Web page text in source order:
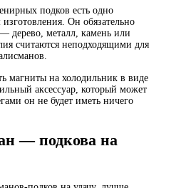
подков есть одно
Он обязательно
дерево, металл, камень или
считаются неподходящими для
магниты на холодильник в виде
аксессуар, который может
он не будет иметь ничего
— подкова на